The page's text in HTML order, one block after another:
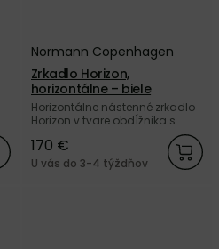
Normann Copenhagen
Zrkadlo Horizon,
horizontálne – biele
Horizontálne nástenné zrkadlo
Horizon v tvare obdĺžnika s
integrovanou policou z bielej
práškovanej ocele od dánskej
značky Normann Copenhagen.
170 €
U vás do 3-4 týždňov